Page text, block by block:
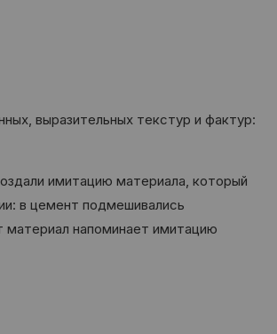
выразительных текстур и фактур:
имитацию материала, который
в цемент подмешивались
материал напоминает имитацию